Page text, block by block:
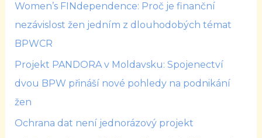
Women’s FINdependence: Proč je finanční
nezávislost žen jedním z dlouhodobých témat
BPWCR
Projekt PANDORA v Moldavsku: Spojenectví
dvou BPW přináší nové pohledy na podnikání
žen
Ochrana dat není jednorázový projekt